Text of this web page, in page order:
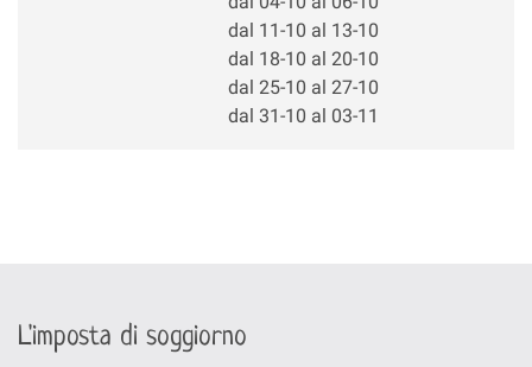
dal 11-10 al 13-10
dal 18-10 al 20-10
dal 25-10 al 27-10
dal 31-10 al 03-11
L'imposta di soggiorno